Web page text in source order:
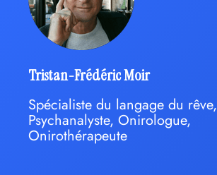
Tristan-Frédéric Moir
Spécialiste du langage du rêve,
Psychanalyste, Onirologue,
Onirothérapeute